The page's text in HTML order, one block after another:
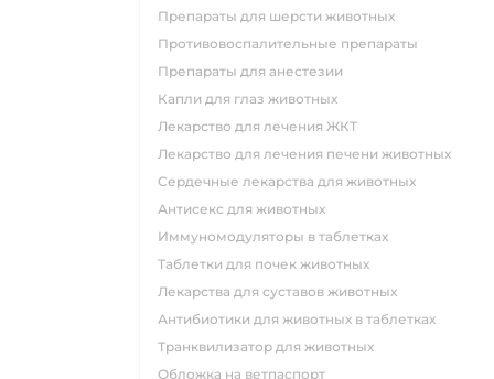
Препараты для шерсти животных
Противовоспалительные препараты
Препараты для анестезии
Капли для глаз животных
Лекарство для лечения ЖКТ
Лекарство для лечения печени животных
Сердечные лекарства для животных
Антисекс для животных
Иммуномодуляторы в таблетках
Таблетки для почек животных
Лекарства для суставов животных
Антибиотики для животных в таблетках
Транквилизатор для животных
Обложка на ветпаспорт